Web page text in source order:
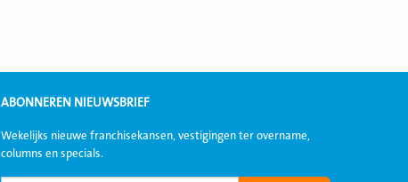
ABONNEREN NIEUWSBRIEF
Wekelijks nieuwe franchisekansen, vestigingen ter overname,
columns en specials.